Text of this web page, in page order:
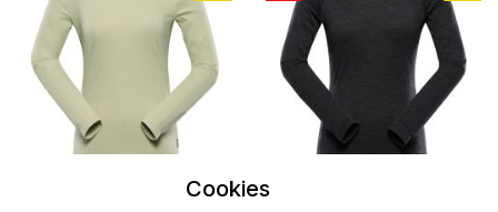
Cookies